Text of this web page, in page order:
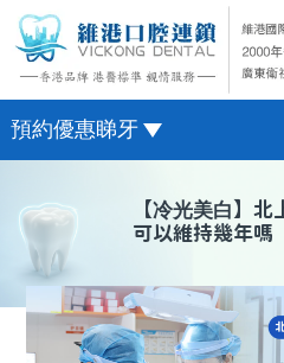
預約優惠睇牙
醫院簡介 hospital introduction
醫生介紹 doctor introduction
醫療新聞 medical news
微信預約
WhatsApp預約
【冷光美白】北
可以維持幾年嗎